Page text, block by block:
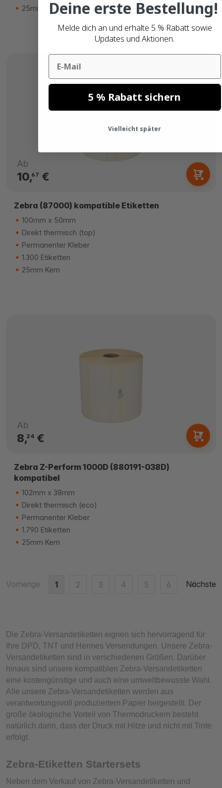
25mm Kern
Ab
10,67 €
Zebra (87000) kompatible Etiketten
100mm x 50mm
Direkt thermisch (top)
Permanenter Kleber
1.300 Etiketten
25mm Kern
Ab
8,24€
Zebra Z-Perform 1000D (880191-038D)
kompatibel
102mm x 38mm
Direkt thermisch (eco)
Permanenter Kleber
1.790 Etiketten
25mm Kern
Vorherige 1 2 3 4 5 6 Nächste
Die Zebra-Versandetiketten eignen sich hervorragend für
Ihre DPD, TNT und Hermes Versendungen. Unsere Zebra-
Versandetiketten sind in verschiedenen Größen. Darüber
hinaus sind unsere kompatiblen Zebra-Versandetiketten
eine kostengünstige und auch eine umweltbewusste Wahl.
Alle unsere Zebra-Versandetiketten werden aus
verantwortungsvoll produziertem Papier hergestellt. Der
große ökologische Vorteil von Thermodruckern besteht
natürlich darin, dass der Druck mit Hitze und nicht mit Tinte
erfolgt.
Zebra-Etiketten Startersets
Neben dem Verkauf von Zebra-Versandetiketten und
Deine erste Bestellung!
Melde dich an und erhalte 5 % Rabatt sowie
Updates und Aktionen.
Email
5 % Rabatt sichern
Vielleicht später